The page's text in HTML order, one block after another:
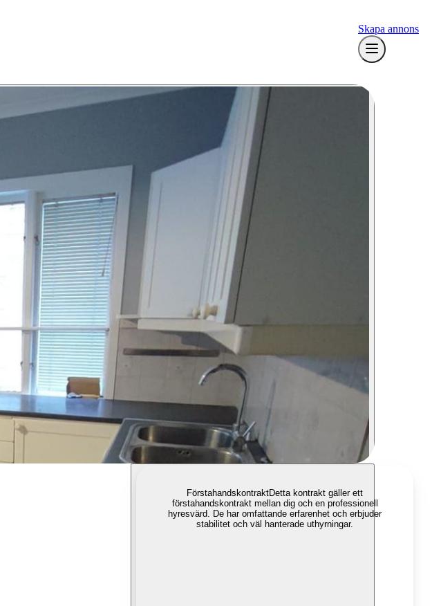
Skapa annons
FörstahandskontraktDetta kontrakt gäller ett
förstahandskontrakt mellan dig och en professionell
hyresvärd. De har omfattande erfarenhet och erbjuder
stabilitet och väl hanterade uthyrningar.